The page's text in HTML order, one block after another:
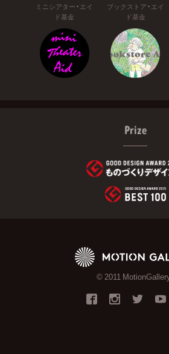
ミニシアター・エイ
ド基金
ブックストア・エイ
ド基金
Prize
© 2011